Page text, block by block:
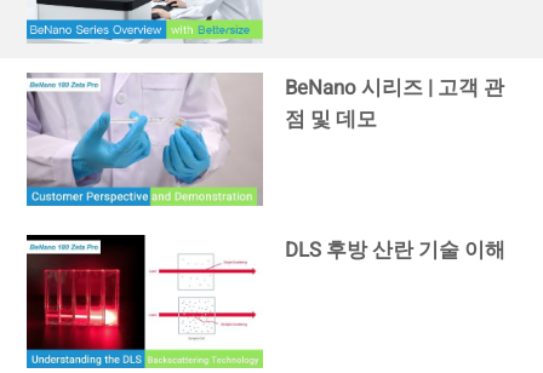
BeNano 시리즈 | 고객 관
점 및 데모
DLS 후방 산란 기술 이해